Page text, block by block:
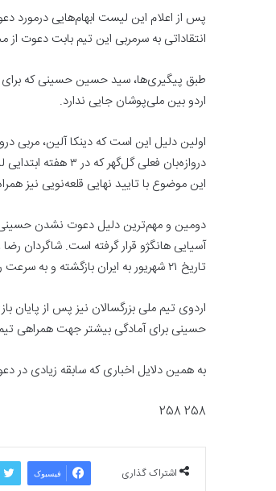
پس از اعلام این لیست ابهام‌هایی
انتقاداتی به سرمربی این تیم بابت دعوت
اردو بین ملی‌پوشان جایی ندارد.
اولین دلیل این است که دینکا آلین، مربی
دروازه‌بان فعلی
این موضوع با تایید نهایی قلعه‌نویی نیز
دومین و مهم‌ترین دلیل دعوت نشدن حسینی،
آسیایی هانگژو قرار گرفته است. شاگردان
تاریخ ۲۱ شهریور به ایران بازگشته و به سرعت راهی چین خواهند شد.
حسینی برای آمادگی بیشتر جهت همراهی تیم
به همین دلایل اخباری که سابقه زیادی در
258 258
اشتراک گذاری فیسبوک